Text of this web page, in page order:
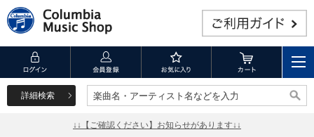
詳細検索 楽曲名・アーティスト名などを入力
楽曲名・アーティスト名などを入力
↓↓【ご確認ください】お知らせがあります↓↓